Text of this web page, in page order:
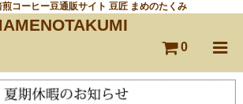
コーヒー豆通販サイト 豆匠 まめのたくみ
0